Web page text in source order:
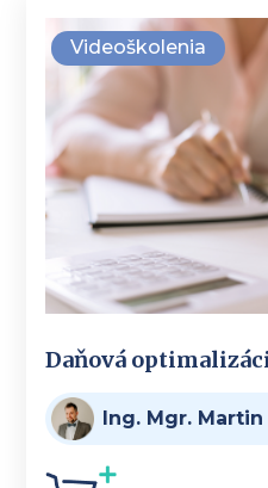
Videoškolenia
Daňová
Ing. Mgr.